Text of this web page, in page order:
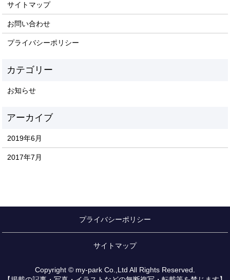
サイトマップ
お問い合わせ
プライバシーポリシー
お知らせ
2019年6月
2017年7月
プライバシーポリシー
サイトマップ
Copyright © my-park Co.,Ltd All Rights Reserved.